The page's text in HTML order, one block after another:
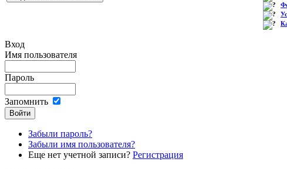
Вход
Имя пользователя
Пароль
Запомнить
Забыли пароль?
Забыли имя пользователя?
Еще нет учетной записи? Регистрация